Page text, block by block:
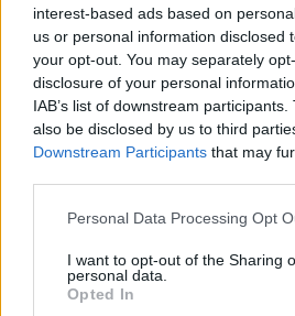
interest-based ads based on
us or personal information disclosed
your opt-out. You may separately
disclosure of your personal
IAB’s list of downstream
also be disclosed by us to third
Downstream Participants that may
Please note that this website/app
not limited to your visit or usage
grant or deny consent to Google and
use your data for below specified
Personal Data Processing Opt
I want to opt-out of the Sharing
personal data.
Opted In
- Maga Hrabal is
felvegye nevét
Az átnevezés pártolóinak
- Hrabal a helyi
Nymburk városával
személye, megtiszteltetés
- A nymburki gimnázium